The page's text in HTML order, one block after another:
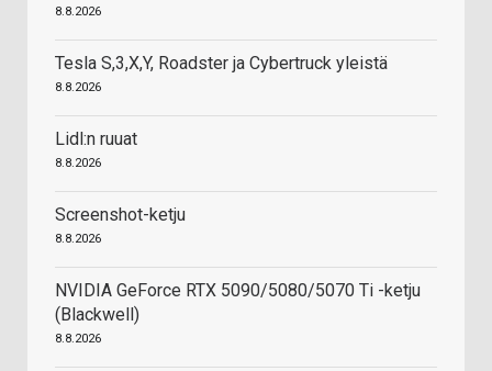
8.8.2026
Tesla S,3,X,Y, Roadster ja Cybertruck yleistä
8.8.2026
Lidl:n ruuat
8.8.2026
Screenshot-ketju
8.8.2026
NVIDIA GeForce RTX 5090/5080/5070 Ti -ketju
(Blackwell)
8.8.2026